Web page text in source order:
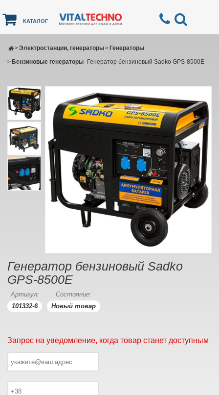
КАТАЛОГ
Электростанции, генераторы
> Генераторы
>
Бензиновые генераторы
> Генератор бензиновый Sadko GPS-8500E
Генератор бензиновый Sadko
GPS-8500E
Артикул:
101332-6
Состояние:
Новый товар
Запрос на уведомление, когда товар станет доступным